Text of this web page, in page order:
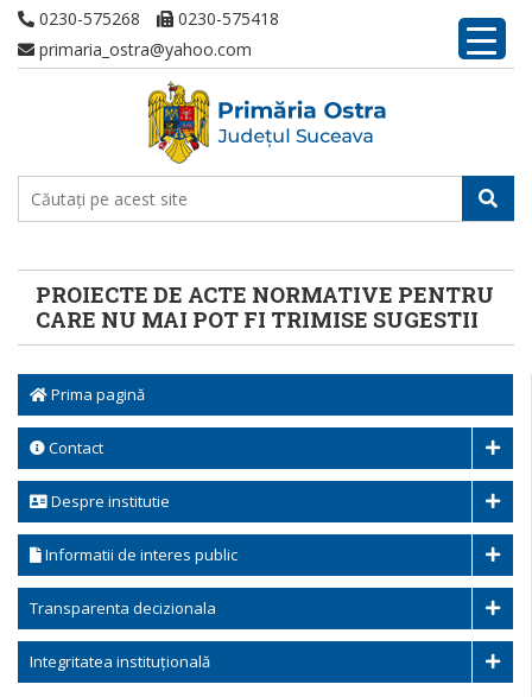
0230-575268
0230-575418
primaria_ostra@yahoo.com
PROIECTE DE ACTE NORMATIVE PENTRU
CARE NU MAI POT FI TRIMISE SUGESTII
Prima pagină
Contact
Despre institutie
Informatii de interes public
Transparenta decizionala
Integritatea instituțională